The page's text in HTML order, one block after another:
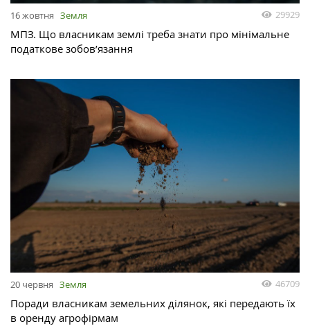
16 жовтня Земля 29929
МПЗ. Що власникам землі треба знати про мінімальне
податкове зобов’язання
20 червня Земля 46709
Поради власникам земельних ділянок, які передають їх
в оренду агрофірмам